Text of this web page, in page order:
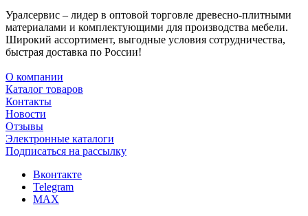
Уралсервис – лидер в оптовой торговле древесно-плитными
материалами и комплектующими для производства мебели.
Широкий ассортимент, выгодные условия сотрудничества,
быстрая доставка по России!
О компании
Каталог товаров
Контакты
Новости
Отзывы
Электронные каталоги
Подписаться на рассылку
Вконтакте
Telegram
MAX